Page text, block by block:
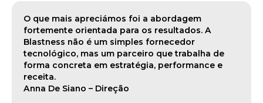
O que mais apreciámos foi a abordagem
fortemente orientada para os resultados. A
Blastness não é um simples fornecedor
tecnológico, mas um parceiro que trabalha de
forma concreta em estratégia, performance e
receita.
Anna De Siano – Direção